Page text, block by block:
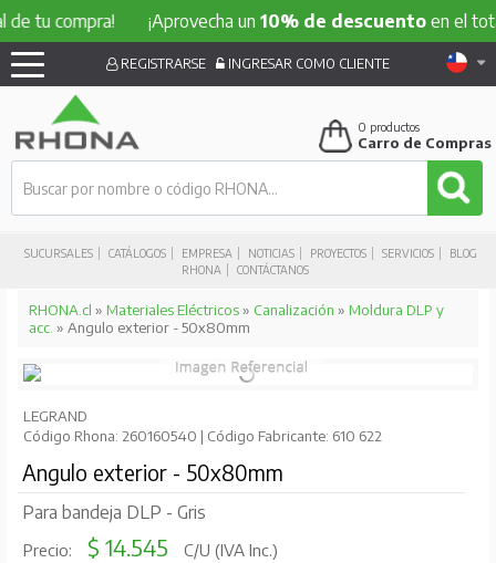
¡Aprovecha un10% de descuentoen el total de
SUCURSALES CATÁLOGOS EMPRESA NOTICIAS PROYECTOS SERVICIOS
BLOG
RHONA
CONTÁCTANOS
REGISTRARSE INGRESAR COMO CLIENTE
0 productos
Carro de Compras
RHONA.cl » Materiales Eléctricos» Canalización » Moldura DLP y
acc. » Angulo exterior - 50x80mm
LEGRAND
Código Rhona: 260160540 | Código Fabricante: 610 622
Angulo exterior - 50x80mm
Para bandeja DLP - Gris
Precio: $ 14.545 C/U (IVA Inc.)